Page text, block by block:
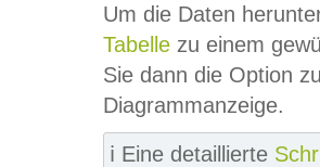
Um die Daten
Tabelle zu einem
Sie dann die Option
Diagrammanzeige.
ℹ️ Eine detaillierte